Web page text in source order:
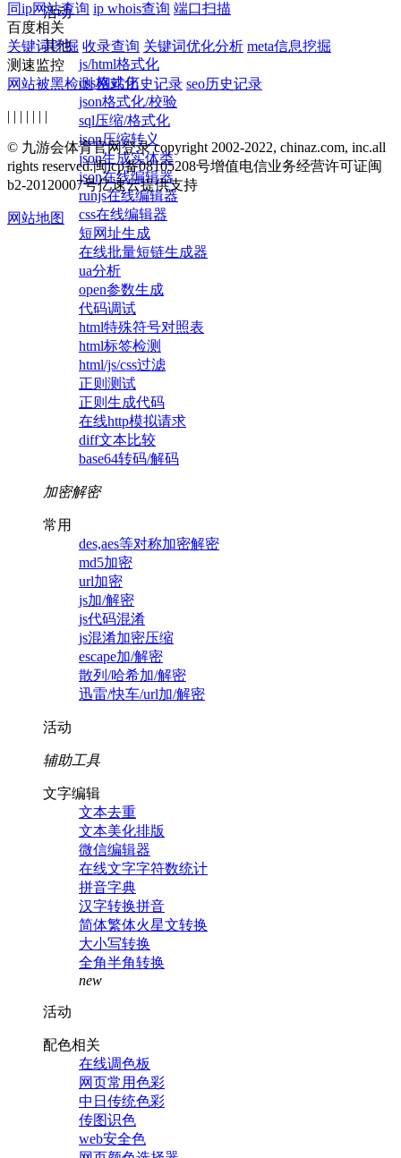
活动
其他
js/html格式化
css格式化
json格式化/校验
sql压缩/格式化
json压缩转义
json生成实体类
json在线编辑器
runjs在线编辑器
css在线编辑器
短网址生成
在线批量短链生成器
ua分析
open参数生成
代码调试
html特殊符号对照表
html标签检测
html/js/css过滤
正则测试
正则生成代码
在线http模拟请求
diff文本比较
base64转码/解码
加密解密
常用
des,aes等对称加密解密
md5加密
url加密
js加/解密
js代码混淆
js混淆加密压缩
escape加/解密
散列/哈希加/解密
迅雷/快车/url加/解密
活动
辅助工具
文字编辑
文本去重
文本美化排版
微信编辑器
在线文字字符数统计
拼音字典
汉字转换拼音
简体繁体火星文转换
大小写转换
全角半角转换
new
活动
配色相关
在线调色板
网页常用色彩
中日传统色彩
传图识色
web安全色
同ip网站查询 ip whois查询 端口扫描
百度相关
关键词挖掘 收录查询 关键词优化分析 meta信息挖掘
测速监控
网站被黑检测 网站历史记录 seo历史记录
| | | | | | |
© 九游会体育官网登录 copyright 2002-2022, chinaz.com, inc.all
rights reserved.闽icp备08105208号增值电信业务经营许可证闽
b2-20120007号亿速云提供支持
网站地图